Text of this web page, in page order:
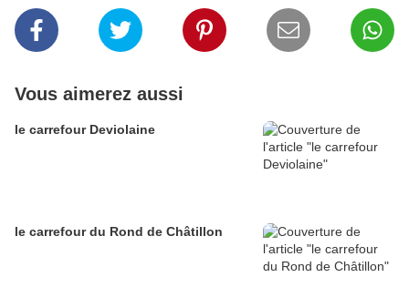
Vous aimerez aussi
le carrefour Deviolaine
le carrefour du Rond de Châtillon